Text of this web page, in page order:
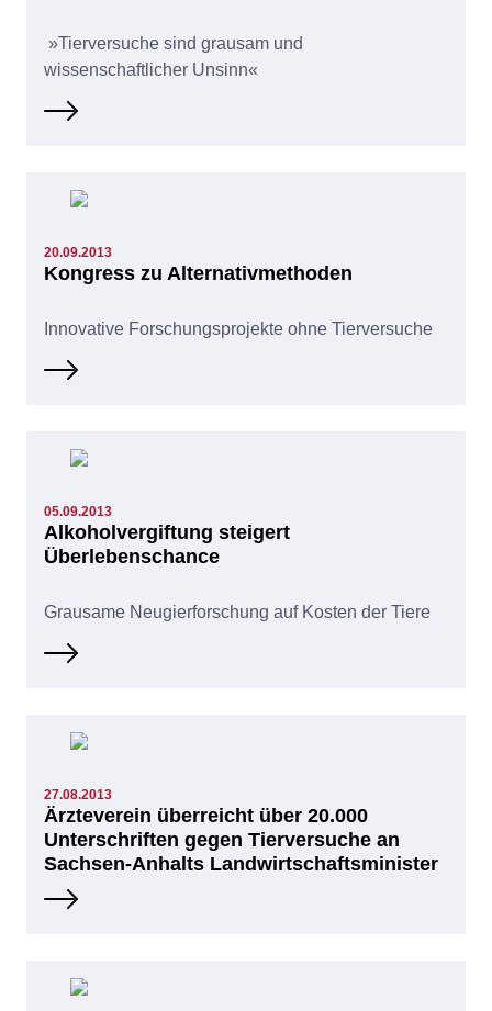
»Tierversuche sind grausam und
wissenschaftlicher Unsinn«
20.09.2013
Kongress zu Alternativmethoden
Innovative Forschungsprojekte ohne Tierversuche
05.09.2013
Alkoholvergiftung steigert
Überlebenschance
Grausame Neugierforschung auf Kosten der Tiere
27.08.2013
Ärzteverein überreicht über 20.000
Unterschriften gegen Tierversuche an
Sachsen-Anhalts Landwirtschaftsminister